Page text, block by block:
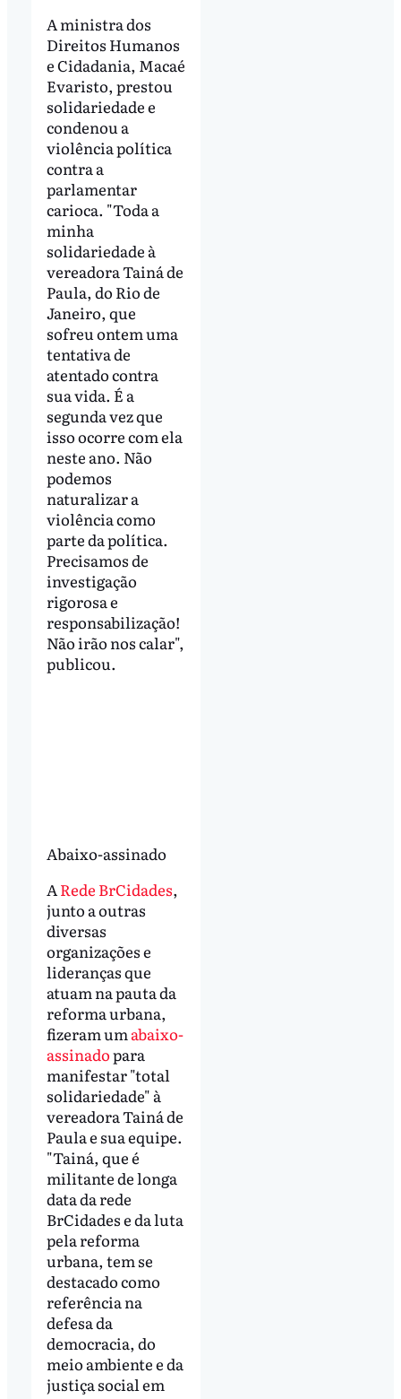
A ministra dos
Direitos Humanos
e Cidadania, Macaé
Evaristo, prestou
solidariedade e
condenou a
violência política
contra a
parlamentar
carioca. "Toda a
minha
solidariedade à
vereadora Tainá de
Paula, do Rio de
Janeiro, que
sofreu ontem uma
tentativa de
atentado contra
sua vida. É a
segunda vez que
isso ocorre com ela
neste ano. Não
podemos
naturalizar a
violência como
parte da política.
Precisamos de
investigação
rigorosa e
responsabilização!
Não irão nos calar",
publicou.
Abaixo-assinado
A Rede BrCidades,
junto a outras
diversas
organizações e
lideranças que
atuam na pauta da
reforma urbana,
fizeram um abaixo-
assinadopara
manifestar "total
solidariedade" à
vereadora Tainá de
Paula e sua equipe.
"Tainá, que é
militante de longa
data da rede
BrCidades e da luta
pela reforma
urbana, tem se
destacado como
referência na
defesa da
democracia, do
meio ambiente e da
justiça social em